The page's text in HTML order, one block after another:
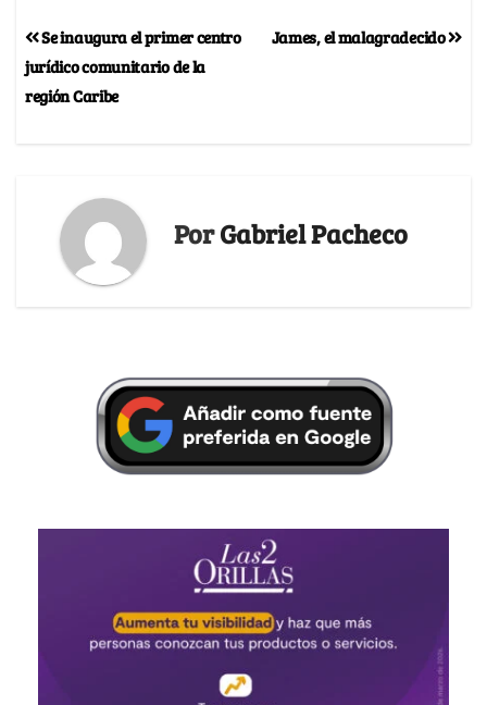
James, el malagradecido
Se inaugura el primer centro
jurídico comunitario de la
región Caribe
PorGabriel Pacheco